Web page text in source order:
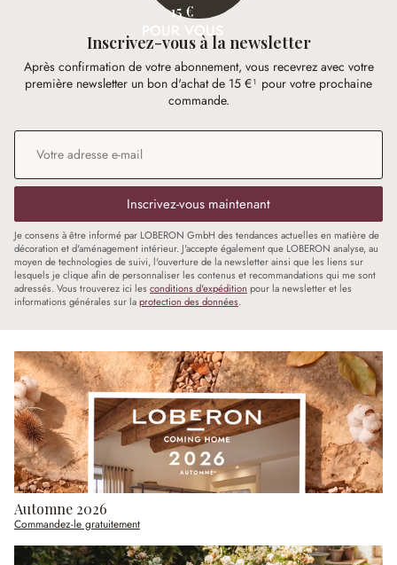
15 €
POUR VOUS
Inscrivez-vous à la newsletter
Après confirmation de votre abonnement, vous recevrez avec votre
première newsletter un bon d'achat de 15 €¹ pour votre prochaine
commande.
Adresse e-mail
Inscrivez-vous maintenant
Je consens à être informé par LOBERON GmbH des tendances actuelles en matière de
décoration et d'aménagement intérieur. J'accepte également que LOBERON analyse, au
moyen de technologies de suivi, l'ouverture de la newsletter ainsi que les liens sur
lesquels je clique afin de personnaliser les contenus et recommandations qui me sont
adressés. Vous trouverez ici les conditions d'expédition pour la newsletter et les
informations générales sur laprotection des données.
Automne 2026
Commandez-le gratuitement